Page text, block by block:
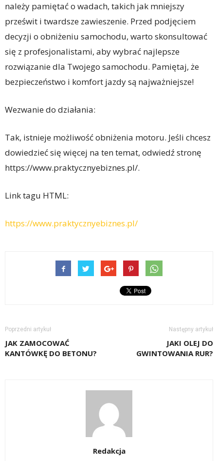
należy pamiętać o wadach, takich jak mniejszy
prześwit i twardsze zawieszenie. Przed podjęciem
decyzji o obniżeniu samochodu, warto skonsultować
się z profesjonalistami, aby wybrać najlepsze
rozwiązanie dla Twojego samochodu. Pamiętaj, że
bezpieczeństwo i komfort jazdy są najważniejsze!
Wezwanie do działania:
Tak, istnieje możliwość obniżenia motoru. Jeśli chcesz
dowiedzieć się więcej na ten temat, odwiedź stronę
https://www.praktycznyebiznes.pl/.
Link tagu HTML:
https://www.praktycznyebiznes.pl/
Poprzedni artykuł
JAK ZAMOCOWAĆ
KANTÓWKĘ DO BETONU?
Następny artykuł
JAKI OLEJ DO
GWINTOWANIA RUR?
Redakcja